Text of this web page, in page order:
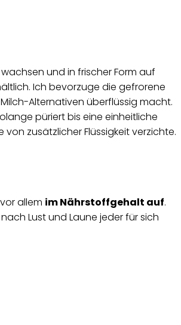
und in frischer Form auf
Ich bevorzuge die gefrorene
Alternativen überflüssig macht.
püriert bis eine einheitliche
zusätzlicher Flüssigkeit verzichte.
allem im Nährstoffgehalt auf.
Lust und Laune jeder für sich